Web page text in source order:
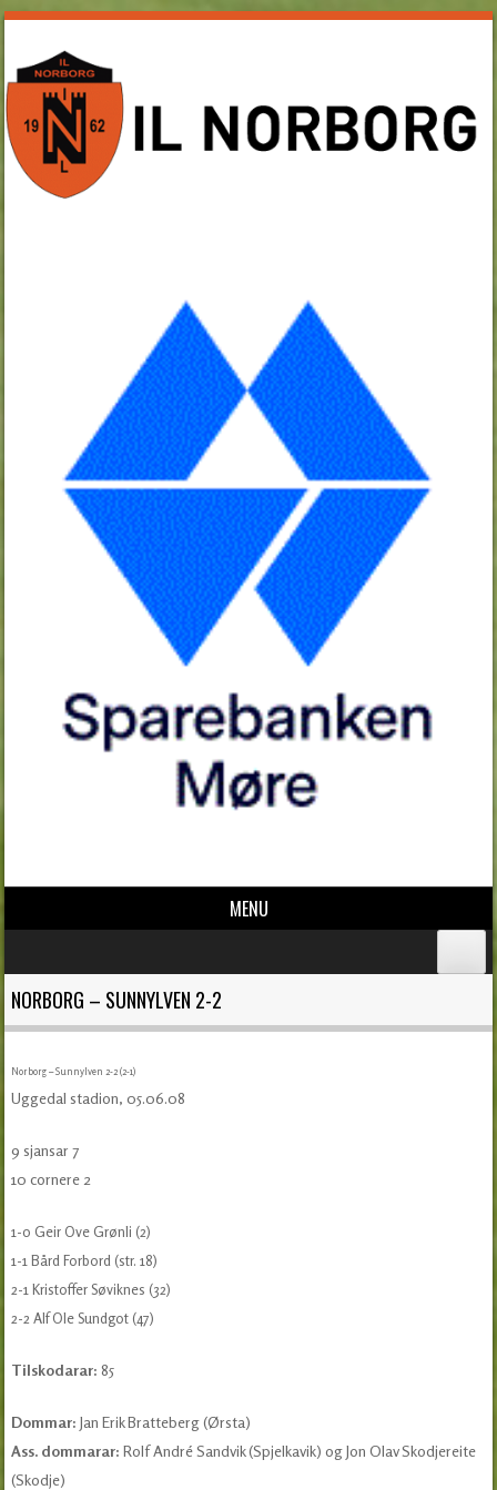
MENU
NORBORG – SUNNYLVEN 2-2
Norborg – Sunnylven 2-2 (2-1)
Uggedal stadion, 05.06.08
9 sjansar 7
10 cornere 2
1-0 Geir Ove Grønli (2)
1-1 Bård Forbord (str. 18)
2-1 Kristoffer Søviknes (32)
2-2 Alf Ole Sundgot (47)
Tilskodarar: 85
Dommar: Jan Erik Bratteberg (Ørsta)
Ass. dommarar: Rolf André Sandvik (Spjelkavik) og Jon Olav Skodjereite
(Skodje)